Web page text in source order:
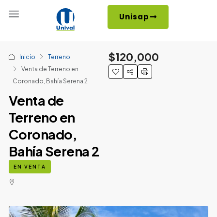
Unisap
Inicio
Terreno
Venta de Terreno en
Coronado, Bahía Serena 2
Venta de
Terreno en
Coronado,
Bahía Serena 2
EN VENTA
$120,000